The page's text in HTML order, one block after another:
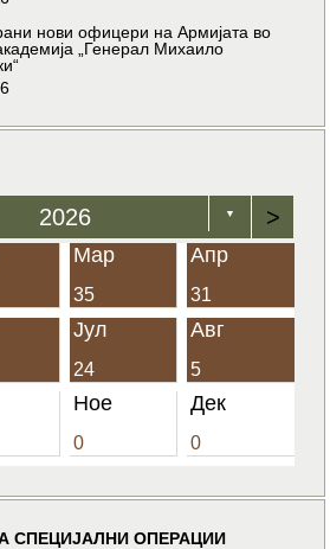
нови офицери на Армијата во
„Генерал Михаило
2026 ▼ >
Мар
35
Апр
31
Јул
24
Авг
5
Ное
0
Дек
0
СПЕЦИЈАЛНИ ОПЕРАЦИИ